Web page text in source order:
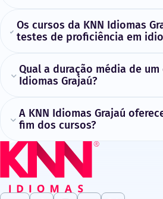
Os cursos da KNN Idiomas
testes de proficiência em
Qual a duração média de um
Idiomas Grajaú?
A KNN Idiomas Grajaú
fim dos cursos?